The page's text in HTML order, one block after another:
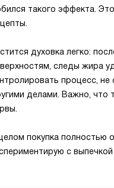
такого эффекта.
духовка легко:
следы жира
процесс, не
делами. Важно, что
покупка полностью
с